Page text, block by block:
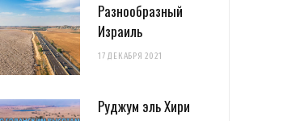
Разнообразный
Израиль
17 ДЕКАБРЯ 2021
Руджум эль Хири